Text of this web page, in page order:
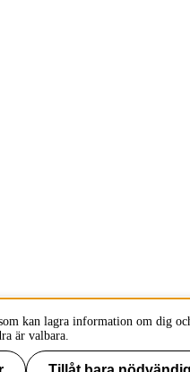
kan lagra information om dig
är valbara.